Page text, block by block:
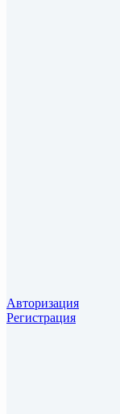
Авторизация
Регистрация